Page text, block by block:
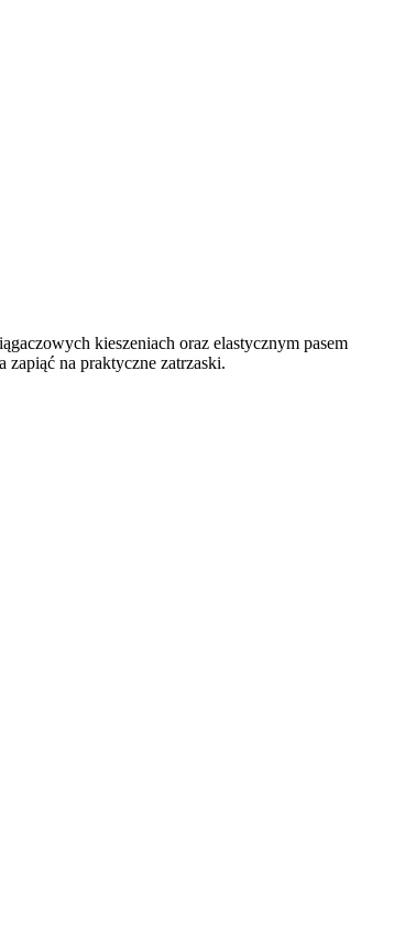
kieszeniach oraz elastycznym pasem
na praktyczne zatrzaski.